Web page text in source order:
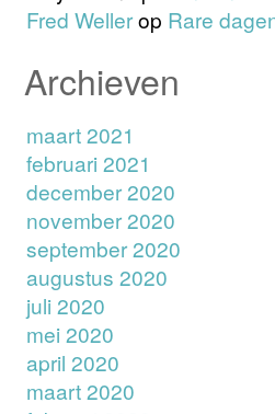
Fred Wellerop Rare
Archieven
maart 2021
februari 2021
december 2020
november 2020
september 2020
augustus 2020
juli 2020
mei 2020
april 2020
maart 2020